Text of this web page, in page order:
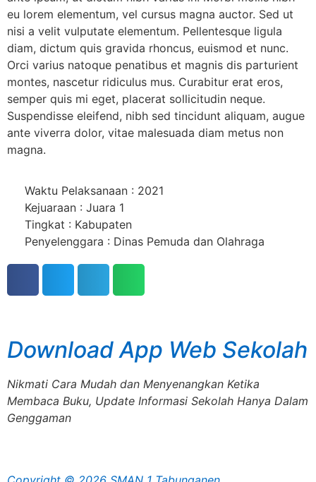
eu lorem elementum, vel cursus magna auctor. Sed ut
nisi a velit vulputate elementum. Pellentesque ligula
diam, dictum quis gravida rhoncus, euismod et nunc.
Orci varius natoque penatibus et magnis dis parturient
montes, nascetur ridiculus mus. Curabitur erat eros,
semper quis mi eget, placerat sollicitudin neque.
Suspendisse eleifend, nibh sed tincidunt aliquam, augue
ante viverra dolor, vitae malesuada diam metus non
magna.
Waktu Pelaksanaan : 2021
Kejuaraan : Juara 1
Tingkat : Kabupaten
Penyelenggara : Dinas Pemuda dan Olahraga
Download App Web Sekolah
Nikmati Cara Mudah dan Menyenangkan Ketika
Membaca Buku, Update Informasi Sekolah Hanya Dalam
Genggaman